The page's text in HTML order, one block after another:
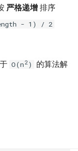
严格递增 排序
- 1) / 2
O(n2)
的算法解